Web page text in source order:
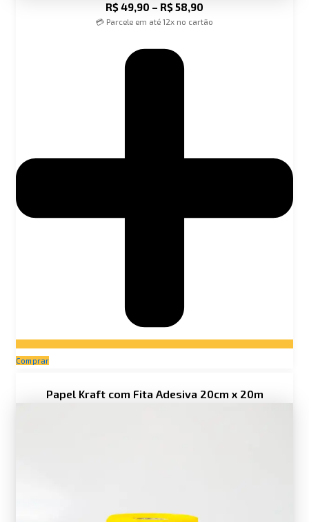
R$49,90 – R$58,90
💳 Parcele em até 12x no cartão
Comprar
Papel Kraft com Fita Adesiva 20cm x 20m
range: